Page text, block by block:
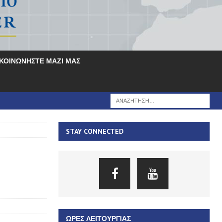
ΜΑΖΙ ΜΑΣ
STAY CONNECTED
ΏΡΕΣ ΛΕΙΤΟΥΡΓΊΑΣ